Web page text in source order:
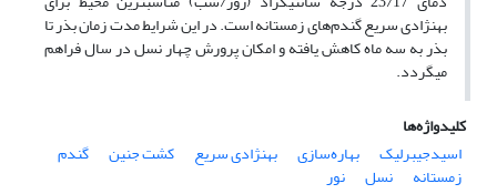
بهنژادی سریع گندم‌های زمستانه‌ است. در این شرایط مدت زمان بذر تا
بذر به سه ماه ‌کاهش یافته‌ و امکان پرورش چهار نسل در سال فراهم
می­گردد.
کلیدواژه‌ها
اسیدجیبرلیک
بهاره‌سازی بهنژادی سریع کشت جنین گندم
زمستانه نسل
نور